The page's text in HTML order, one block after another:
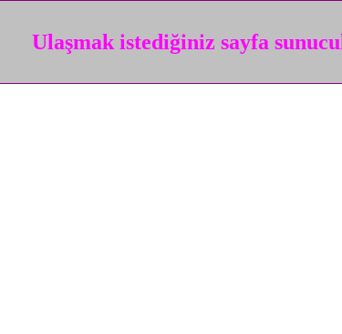
Ulaşmak istediğiniz sayfa